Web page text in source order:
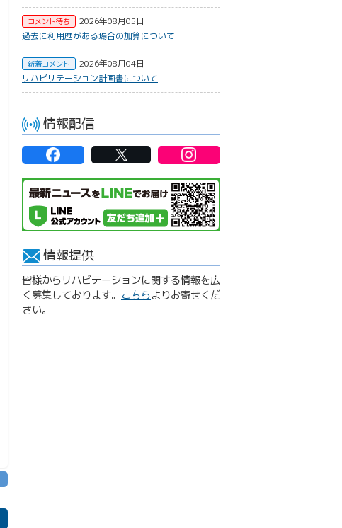
コメント待ち
2026年08月05日
過去に利用歴がある場合の加算について
新着コメント
2026年08月04日
リハビリテーション計画書について
情報配信
情報提供
皆様からリハビテーションに関する情報を広
く募集しております。 こちらよりお寄せくだ
さい。